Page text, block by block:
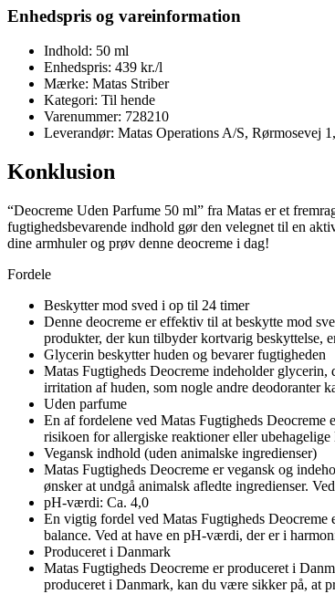
Enhedspris og vareinformation
Indhold: 50 ml
Enhedspris: 439 kr./l
Mærke: Matas Striber
Kategori: Til hende
Varenummer: 728210
Leverandør: Matas Operations A/S, Rørmosevej
Konklusion
“Deocreme Uden Parfume 50 ml” fra Matas er et
fugtighedsbevarende indhold gør den velegnet til en
dine armhuler og prøv denne deocreme i dag!
Fordele
Beskytter mod sved i op til 24 timer
Denne deocreme er effektiv til at beskytte mod
produkter, der kun tilbyder kortvarig beskyttelse,
Glycerin beskytter huden og bevarer fugtigheden
Matas Fugtigheds Deocreme indeholder
irritation af huden, som nogle andre deodoranter
Uden parfume
En af fordelene ved Matas Fugtigheds
risikoen for allergiske reaktioner eller
Vegansk indhold (uden animalske ingredienser)
Matas Fugtigheds Deocreme er vegansk og
ønsker at undgå animalsk afledte ingredienser.
pH-værdi: Ca. 4,0
En vigtig fordel ved Matas Fugtigheds
balance. Ved at have en pH-værdi, der er i
Produceret i Danmark
Matas Fugtigheds Deocreme er produceret i
produceret i Danmark, kan du være sikker på, at